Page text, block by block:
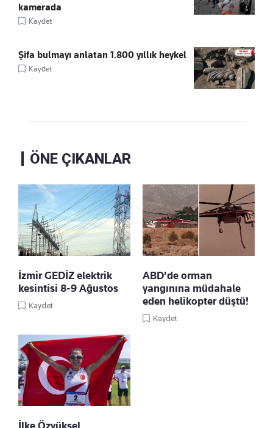
kamerada
Kaydet
Şifa bulmayı anlatan 1.800 yıllık heykel
Kaydet
ÖNE ÇIKANLAR
İzmir GEDİZ elektrik
kesintisi 8-9 Ağustos
Kaydet
ABD'de orman
yangınına müdahale
eden helikopter düştü!
Kaydet
İlke Özyüksel